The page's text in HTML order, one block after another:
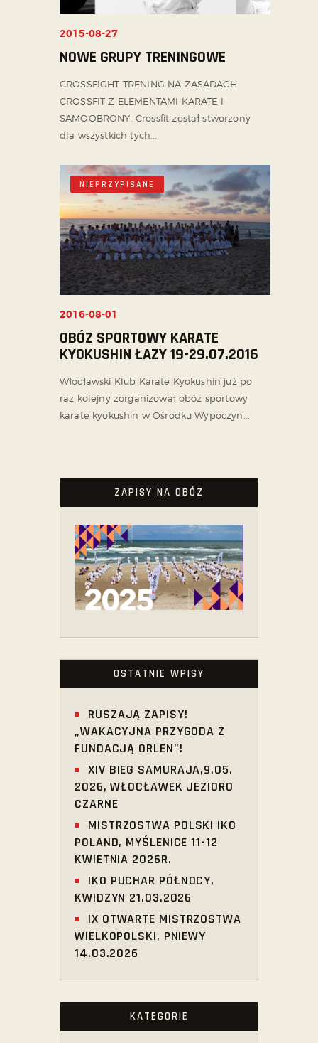
2015-08-27
NOWE GRUPY TRENINGOWE
CROSSFIGHT TRENING NA ZASADACH
CROSSFIT Z ELEMENTAMI KARATE I
SAMOOBRONY. Crossfit został stworzony
dla wszystkich tych...
NIEPRZYPISANE
2016-08-01
OBÓZ SPORTOWY KARATE
KYOKUSHIN ŁAZY 19-29.07.2016
Włocławski Klub Karate Kyokushin już po
raz kolejny zorganizował obóz sportowy
karate kyokushin w Ośrodku Wypoczyn...
ZAPISY NA OBÓZ
OSTATNIE WPISY
RUSZAJĄ ZAPISY!
„WAKACYJNA PRZYGODA Z
FUNDACJĄ ORLEN”!
XIV BIEG SAMURAJA,9.05.
2026, WŁOCŁAWEK JEZIORO
CZARNE
MISTRZOSTWA POLSKI IKO
POLAND, MYŚLENICE 11-12
KWIETNIA 2026R.
IKO PUCHAR PÓŁNOCY,
KWIDZYN 21.03.2026
IX OTWARTE MISTRZOSTWA
WIELKOPOLSKI, PNIEWY
14.03.2026
KATEGORIE